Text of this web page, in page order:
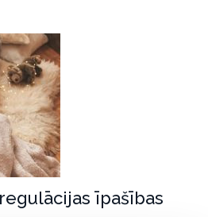
īpašības